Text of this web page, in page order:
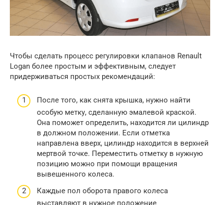
Чтобы сделать процесс регулировки клапанов Renault
Logan более простым и эффективным, следует
придерживаться простых рекомендаций:
После того, как снята крышка, нужно найти
особую метку, сделанную эмалевой краской.
Она поможет определить, находится ли цилиндр
в должном положении. Если отметка
направлена вверх, цилиндр находится в верхней
мертвой точке. Переместить отметку в нужную
позицию можно при помощи вращения
вывешенного колеса.
Каждые пол оборота правого колеса
выставляют в нужное положение